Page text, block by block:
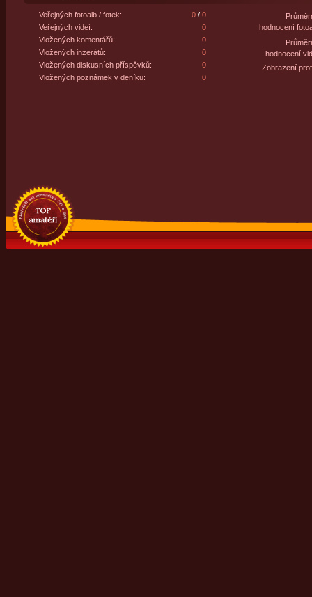
Veřejných fotoalb / fotek: 0/ 0
Veřejných videí:
0
Vložených komentářů:
0
Vložených inzerátů:
0
Vložených diskusních příspěvků:
0
Vložených poznámek v deníku:
0
hodnocení
hodnocení
Zobrazení